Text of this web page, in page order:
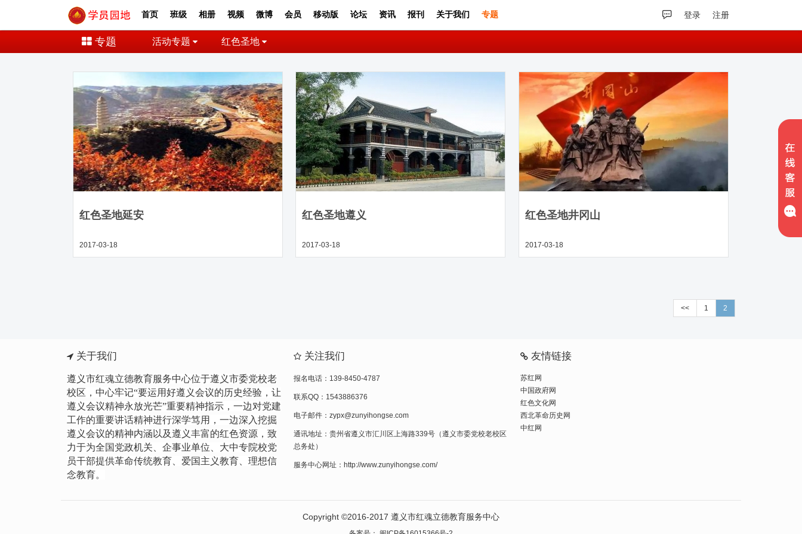
首页 班级 相册 视频 微博 会员 移动版 论坛 资讯 报刊 关于我们 专题 登录 注册
专题 活动专题 红色圣地
红色圣地延安
2017-03-18
红色圣地遵义
2017-03-18
红色圣地井冈山
2017-03-18
<< 1 2
关于我们
遵义市红魂立德教育服务中心位于遵义市委党校老
校区，中心牢记“要运用好遵义会议的历史经验，让
遵义会议精神永放光芒”重要精神指示，一边对党建
工作的重要讲话精神进行深学笃用，一边深入挖掘
遵义会议的精神内涵以及遵义丰富的红色资源，致
力于为全国党政机关、企事业单位、大中专院校党
员干部提供革命传统教育、爱国主义教育、理想信
念教育。
关注我们
报名电话：139-8450-4787
联系QQ：1543886376
电子邮件：zypx@zunyihongse.com
通讯地址：贵州省遵义市汇川区上海路339号（遵义市委党校老校区
总务处）
服务中心网址：http://www.zunyihongse.com/
友情链接
苏红网
中国政府网
红色文化网
西北革命历史网
中红网
Copyright ©2016-2017 遵义市红魂立德教育服务中心